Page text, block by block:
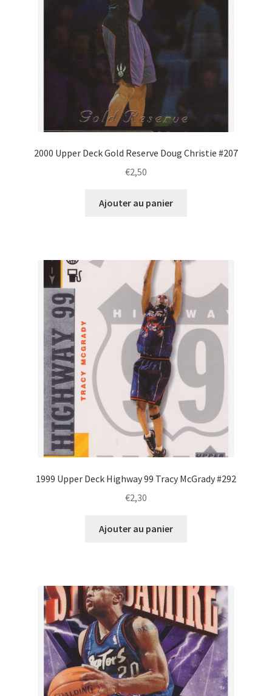
2000 Upper Deck Gold Reserve Doug Christie #207
€2,50
Ajouter au panier
1999 Upper Deck Highway 99 Tracy McGrady #292
€2,30
Ajouter au panier